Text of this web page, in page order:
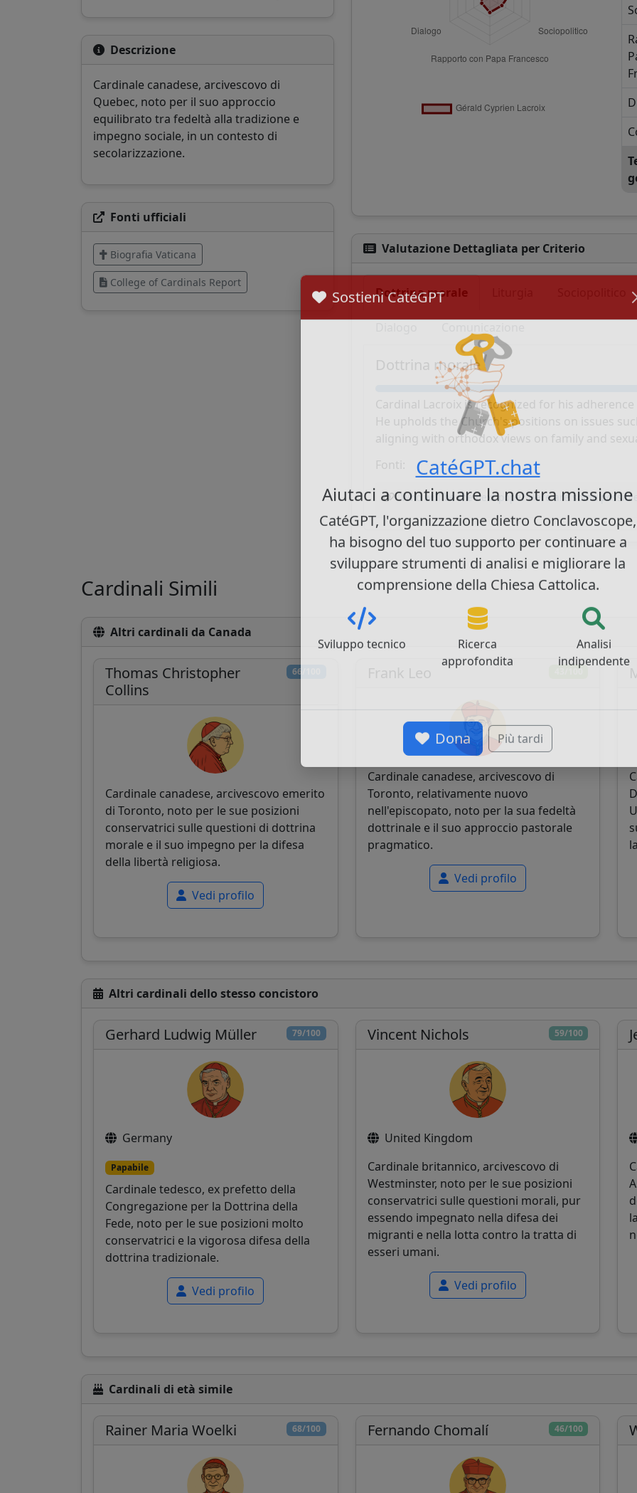
Descrizione
Cardinale canadese, arcivescovo di
Quebec, noto per il suo approccio
equilibrato tra fedeltà alla tradizione e
impegno sociale, in un contesto di
secolarizzazione.
Fonti ufficiali
Biografia Vaticana
College of Cardinals Report
Valutazione Dettagliata per Criterio
Dottrina morale
Dottrina morale
Cardinal Lacroix is recognized for his
He upholds the Church's positions on issues
aligning with orthodox views on family and
Fonti:
Who will be the next pope? Here are some
Cardinali Simili
Altri cardinali da Canada
66/100
Thomas Christopher
Collins
Cardinale canadese, arcivescovo emerito
di Toronto, noto per le sue posizioni
conservatrici sulle questioni di dottrina
morale e il suo impegno per la difesa
della libertà religiosa.
Vedi profilo
43/100
Frank Leo
Cardinale canadese, arcivescovo di
Toronto, relativamente nuovo
nell'episcopato, noto per la sua fedeltà
dottrinale e il suo approccio pastorale
pragmatico.
Vedi profilo
Altri cardinali dello stesso concistoro
79/100
Gerhard Ludwig Müller
Germany
Papabile
Cardinale tedesco, ex prefetto della
Congregazione per la Dottrina della
Fede, noto per le sue posizioni molto
conservatrici e la vigorosa difesa della
dottrina tradizionale.
Vedi profilo
59/100
Vincent Nichols
United Kingdom
Cardinale britannico, arcivescovo di
Westminster, noto per le sue posizioni
conservatrici sulle questioni morali, pur
essendo impegnato nella difesa dei
migranti e nella lotta contro la tratta di
esseri umani.
Vedi profilo
Cardinali di età simile
68/100
Rainer Maria Woelki 46/100
Fernando Chomalí
CatéGPT.chat
Aiutaci a continuare la nostra missione
CatéGPT, l'organizzazione dietro Conclavoscope,
ha bisogno del tuo supporto per continuare a
sviluppare strumenti di analisi e migliorare la
comprensione della Chiesa Cattolica.
Ricerca
Analisi
Dona Più tardi